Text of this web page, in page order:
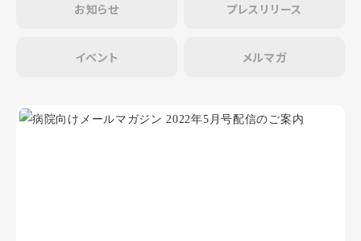
お知らせ プレスリリース
イベント メルマガ